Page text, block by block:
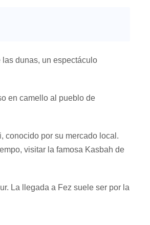
dunas, un espectáculo
en camello al pueblo de
conocido por su mercado local.
visitar la famosa Kasbah de
La llegada a Fez suele ser por la